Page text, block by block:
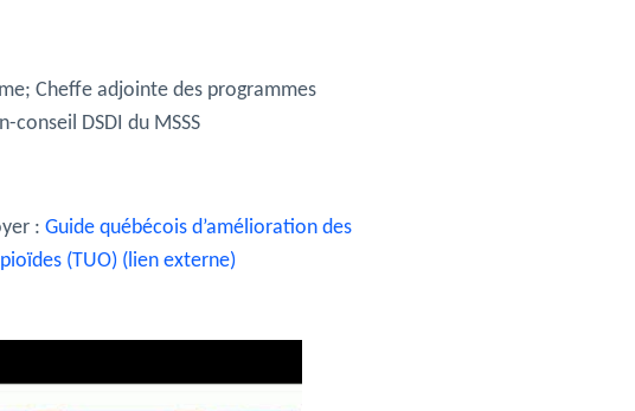
Cheffe adjointe des programmes
conseil DSDI du MSSS
: Guide québécois d’amélioration des
(TUO) (lien externe)